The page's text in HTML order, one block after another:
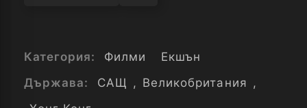
Категория: Филми
Екшън
Държава:
САЩ , Великобритания ,